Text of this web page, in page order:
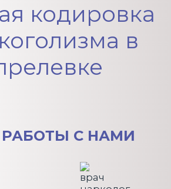
кодировка
в
РАБОТЫ С НАМИ